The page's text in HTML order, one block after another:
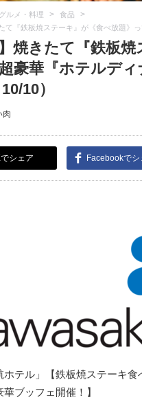
グルメ・料理 > 食品 >
て『鉄板焼ステーキ』が《食べ放題》
】焼きたて『鉄板
豪華『ホテルデ
10）
肉
シェア Facebookでシ
ホテル」【鉄板焼ステーキ
ブッフェ開催！】